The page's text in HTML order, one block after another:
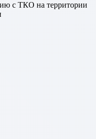
с ТКО на территории